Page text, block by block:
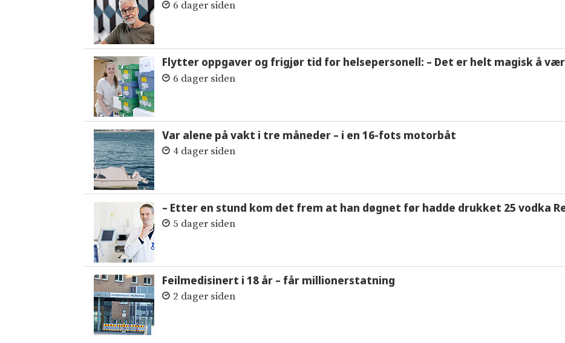
6 dager siden
Flytter oppgaver og frigjør tid for helsepersonell: – Det er helt magisk å
6 dager siden
Var alene på vakt i tre måneder – i en 16-fots motorbåt
4 dager siden
– Etter en stund kom det frem at han døgnet før hadde drukket 25 vodka
5 dager siden
Feilmedisinert i 18 år – får millionerstatning
2 dager siden